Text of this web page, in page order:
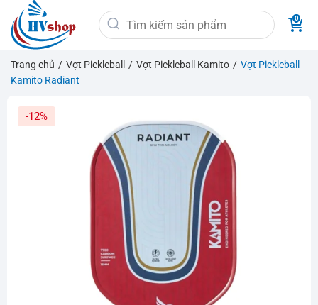
qua
nội
dung
Tìm
kiếm:
Trang chủ / Vợt Pickleball / Vợt Pickleball Kamito / Vợt Pickleball
Kamito Radiant
-12%